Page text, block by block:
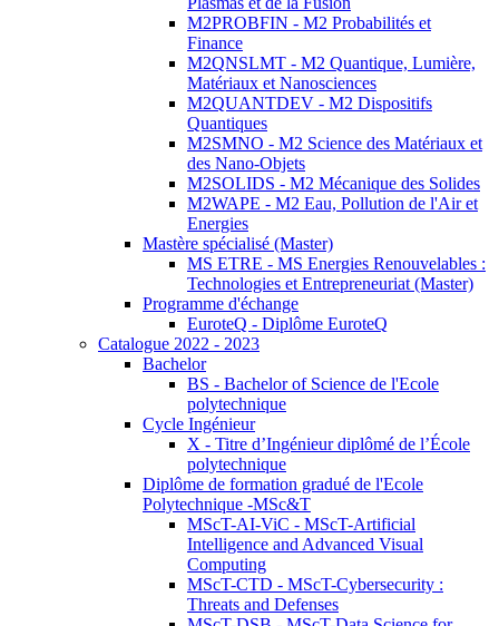
M2PROBFIN - M2 Probabilités et
Finance
M2QNSLMT - M2 Quantique, Lumière,
Matériaux et Nanosciences
M2QUANTDEV - M2 Dispositifs
Quantiques
M2SMNO - M2 Science des Matériaux et
des Nano-Objets
M2SOLIDS - M2 Mécanique des Solides
M2WAPE - M2 Eau, Pollution de l'Air et
Energies
Mastère spécialisé (Master)
MS ETRE - MS Energies Renouvelables :
Technologies et Entrepreneuriat (Master)
Programme d'échange
EuroteQ - Diplôme EuroteQ
Catalogue 2022 - 2023
Bachelor
BS - Bachelor of Science de l'Ecole
polytechnique
Cycle Ingénieur
X - Titre d’Ingénieur diplômé de l’École
polytechnique
Diplôme de formation gradué de l'Ecole
Polytechnique -MSc&T
MScT-AI-ViC - MScT-Artificial
Intelligence and Advanced Visual
Computing
MScT-CTD - MScT-Cybersecurity :
Threats and Defenses